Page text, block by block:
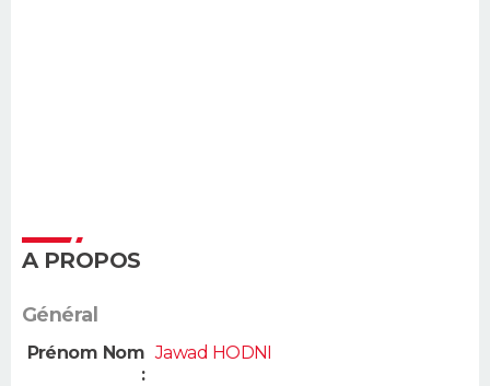
A PROPOS
Général
Prénom Nom
:
Jawad HODNI